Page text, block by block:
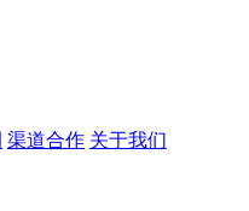
渠道合作 关于我们